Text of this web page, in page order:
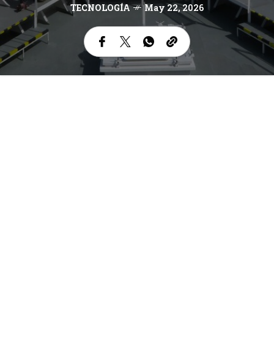
TECNOLOGÍA May 22, 2026